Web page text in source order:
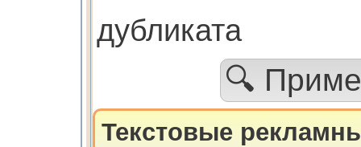
дубликата
🔍
Текстовые